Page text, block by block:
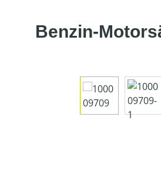
Benzin-
Bildergalerie überspringen